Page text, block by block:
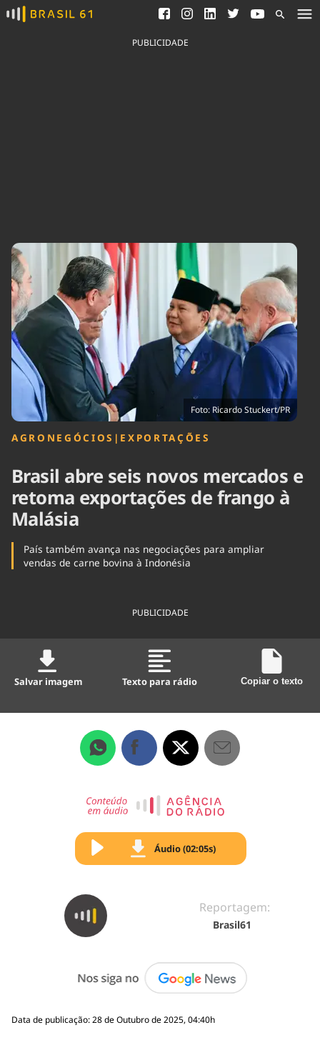
Ver todas as notícias
Saneamento
Indicadores
Agronegócios
Brasil
Brasil Mineral
Ciência &
Tecnologia
Cinema
Comportamento
Cultura
Economia
Educação
Infraestrutura
Internacional
Meio Ambiente
Podcast
Política
Saúde
Tempo
PUBLICIDADE
Foto: Ricardo Stuckert/PR
AGRONEGÓCIOS | EXPORTAÇÕES
Brasil abre seis novos mercados e
retoma exportações de frango à
Malásia
País também avança nas negociações para ampliar
vendas de carne bovina à Indonésia
PUBLICIDADE
Salvar imagem Texto para rádio Copiar o texto
Áudio (02:05s)
Reportagem:
Brasil61
Data de publicação: 28 de Outubro de 2025, 04:40h